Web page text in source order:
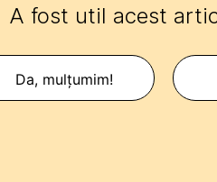
A fost util acest
Da, mulțumim!